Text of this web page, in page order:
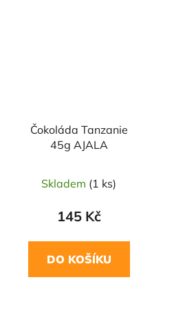
Čokoláda Tanzanie
45g AJALA
Skladem (1 ks)
145 Kč
DO KOŠÍKU